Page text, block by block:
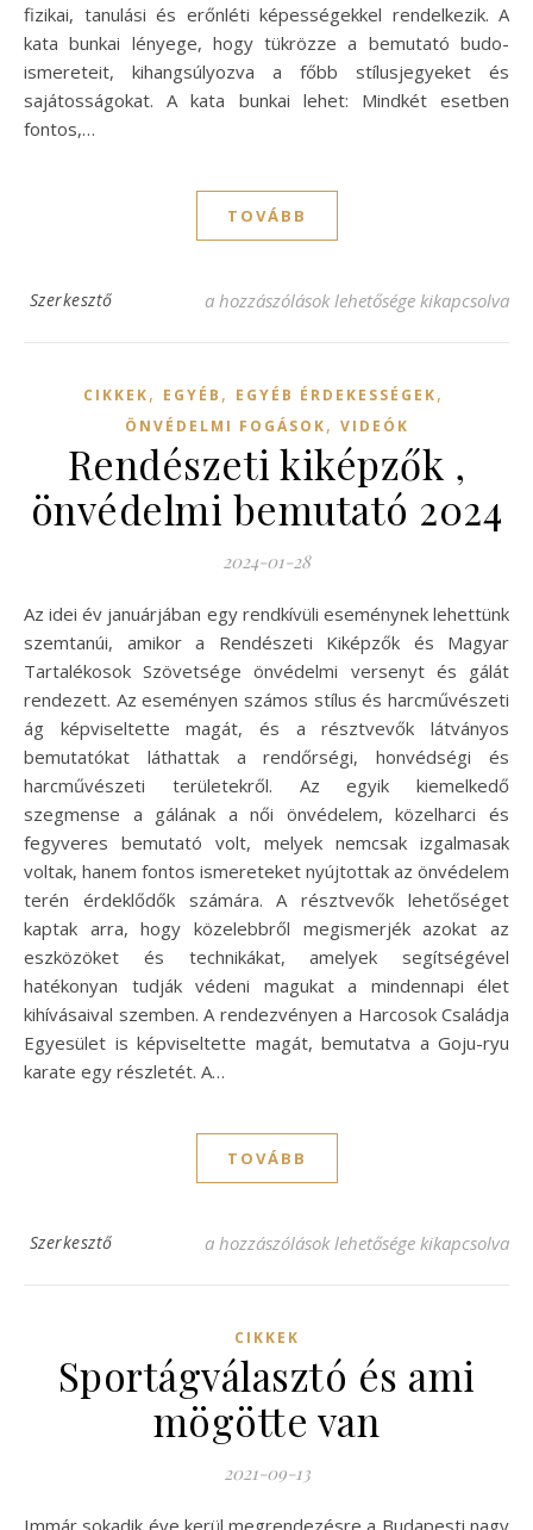
fizikai, tanulási és erőnléti képességekkel rendelkezik. A
kata bunkai lényege, hogy tükrözze a bemutató budo-
ismereteit, kihangsúlyozva a főbb stílusjegyeket és
sajátosságokat. A kata bunkai lehet: Mindkét esetben
fontos,…
TOVÁBB
Szerkesztő KATA ELEMZÉS, BUNKAI bejegyzéshez
a hozzászólások lehetősége kikapcsolva
CIKKEK, EGYÉB , EGYÉB ÉRDEKESSÉGEK,
ÖNVÉDELMI FOGÁSOK, VIDEÓK
Rendészeti kiképzők ,
önvédelmi bemutató 2024
2024-01-28
Az idei év januárjában egy rendkívüli eseménynek lehettünk
szemtanúi, amikor a Rendészeti Kiképzők és Magyar
Tartalékosok Szövetsége önvédelmi versenyt és gálát
rendezett. Az eseményen számos stílus és harcművészeti
ág képviseltette magát, és a résztvevők látványos
bemutatókat láthattak a rendőrségi, honvédségi és
harcművészeti területekről. Az egyik kiemelkedő
szegmense a gálának a női önvédelem, közelharci és
fegyveres bemutató volt, melyek nemcsak izgalmasak
voltak, hanem fontos ismereteket nyújtottak az önvédelem
terén érdeklődők számára. A résztvevők lehetőséget
kaptak arra, hogy közelebbről megismerjék azokat az
eszközöket és technikákat, amelyek segítségével
hatékonyan tudják védeni magukat a mindennapi élet
kihívásaival szemben. A rendezvényen a Harcosok Családja
Egyesület is képviseltette magát, bemutatva a Goju-ryu
karate egy részletét. A…
TOVÁBB
Szerkesztő Rendészeti kiképzők , önvédelmi
a hozzászólások lehetősége kikapcsolva
CIKKEK
Sportágválasztó és ami
mögötte van
2021-09-13